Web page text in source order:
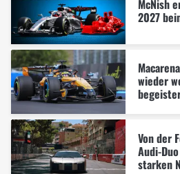
McNish
2027
wieder
Von der
Audi-
starken